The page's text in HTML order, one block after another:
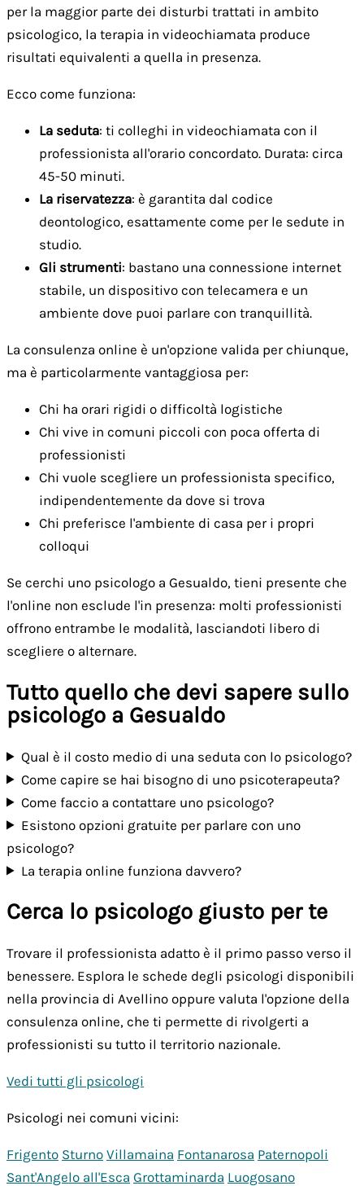
per la maggior parte dei disturbi trattati in ambito
psicologico, la terapia in videochiamata produce
risultati equivalenti a quella in presenza.
Ecco come funziona:
La seduta: ti colleghi in videochiamata con il
professionista all'orario concordato. Durata: circa
45-50 minuti.
La riservatezza: è garantita dal codice
deontologico, esattamente come per le sedute in
studio.
Gli strumenti: bastano una connessione internet
stabile, un dispositivo con telecamera e un
ambiente dove puoi parlare con tranquillità.
La consulenza online è un'opzione valida per chiunque,
ma è particolarmente vantaggiosa per:
Chi ha orari rigidi o difficoltà logistiche
Chi vive in comuni piccoli con poca offerta di
professionisti
Chi vuole scegliere un professionista specifico,
indipendentemente da dove si trova
Chi preferisce l'ambiente di casa per i propri
colloqui
Se cerchi uno psicologo a Gesualdo, tieni presente che
l'online non esclude l'in presenza: molti professionisti
offrono entrambe le modalità, lasciandoti libero di
scegliere o alternare.
Tutto quello che devi sapere sullo
psicologo a Gesualdo
Qual è il costo medio di una seduta con lo psicologo?
Come capire se hai bisogno di uno psicoterapeuta?
Come faccio a contattare uno psicologo?
Esistono opzioni gratuite per parlare con uno
psicologo?
La terapia online funziona davvero?
Cerca lo psicologo giusto per te
Trovare il professionista adatto è il primo passo verso il
benessere. Esplora le schede degli psicologi disponibili
nella provincia di Avellino oppure valuta l'opzione della
consulenza online, che ti permette di rivolgerti a
professionisti su tutto il territorio nazionale.
Vedi tutti gli psicologi
Psicologi nei comuni vicini:
Frigento Sturno Villamaina Fontanarosa Paternopoli
Sant'Angelo all'Esca Grottaminarda Luogosano